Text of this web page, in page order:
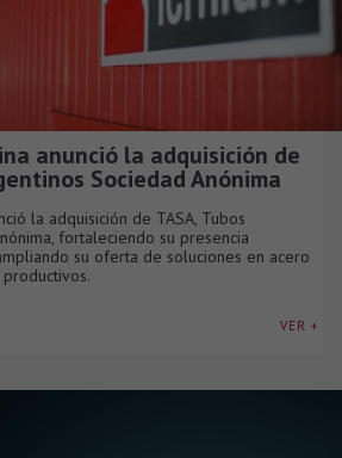
anunció la adquisición de
Sociedad Anónima
la adquisición de TASA, Tubos
fortaleciendo su presencia
su oferta de soluciones en acero
VER +